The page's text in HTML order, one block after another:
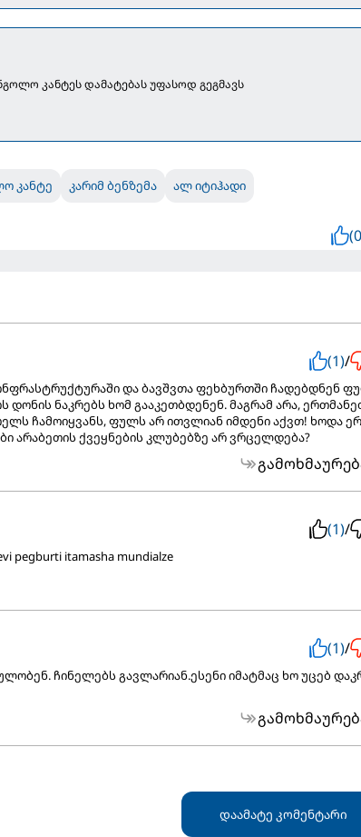
კანტეს დამატებას უფასოდ გეგმავს
კანტე კარიმ ბენზემა ალ იტიჰადი
(1)/
და ბავშვთა ფეხბურთში ჩადებდნენ
დონის ნაკრებს ხომ გააკეთბდენენ. მაგრამ არა,
ჩამოიყვანს, ფულს არ ითვლიან იმდენი აქვთ! ხოდა
არაბეთის ქვეყნების კლუბებზე არ ვრცელდება?
(1)/
pegburti itamasha mundialze
(1)/
ჩინელებს გავლარიან.ესენი იმატმაც ხო უცებ
დაამატე კომენტარი